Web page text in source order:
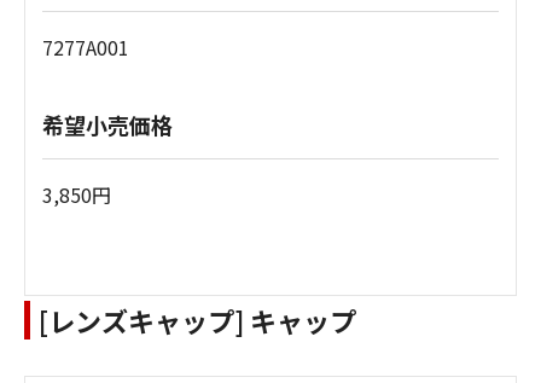
7277A001
希望小売価格
3,850円
[レンズキャップ] キャップ